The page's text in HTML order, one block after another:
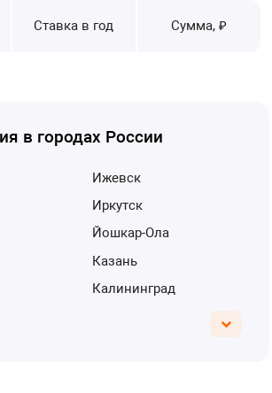
Ставка в год Сумма, ₽
в городах России
Ижевск
Иркутск
Йошкар-Ола
Казань
Калининград